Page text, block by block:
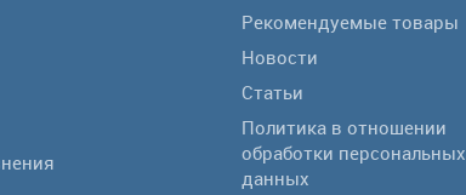
Рекомендуемые товары
Новости
Статьи
Политика в отношении
обработки персональных
данных